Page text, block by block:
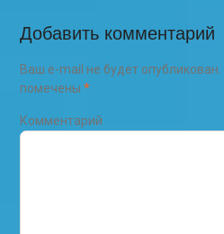
Добавить комментарий
Ваш e-mail не будет опубликован.
помечены *
Комментарий